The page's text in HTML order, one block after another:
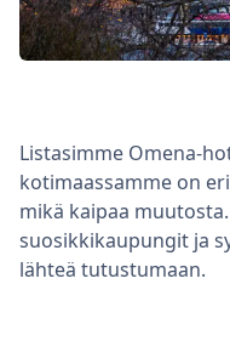
Listasimme Omena-
kotimaassamme on
mikä kaipaa
suosikkikaupungit ja
lähteä tutustumaan.